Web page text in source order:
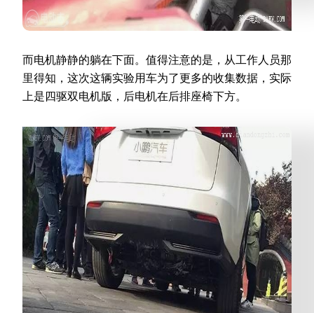
而电机静静的躺在下面。值得注意的是，从工作人员那
里得知，这次这辆实验用车为了更多的收集数据，实际
上是四驱双电机版，后电机在后排座椅下方。